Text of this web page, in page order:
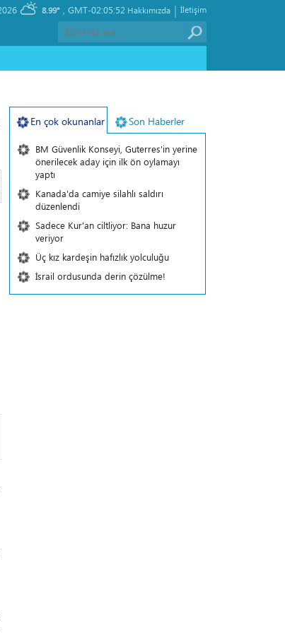
GMT-02:05:52
8.99° İletişim
|
Hakkımızda
En çok okunanlar Son Haberler
BM Güvenlik Konseyi, Guterres'in yerine
önerilecek aday için ilk ön oylamayı
yaptı
Kanada'da camiye silahlı saldırı
düzenlendi
Sadece Kur'an ciltliyor: Bana huzur
veriyor
Üç kız kardeşin hafızlık yolculuğu
İsrail ordusunda derin çözülme!